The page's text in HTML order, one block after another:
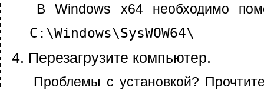
В Windows x64 необходимо
C:\Windows\SysWOW64\
Перезагрузите компьютер.
Проблемы с установкой?